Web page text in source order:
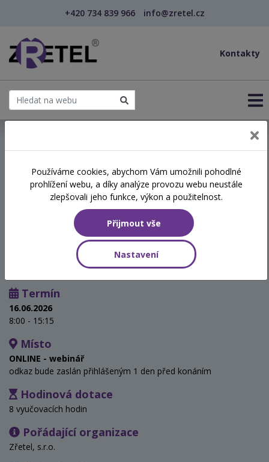
+420 734 839 966 info@zretel.cz
Kontakty
Dluhová problematika v
praxi: základní průvodce
pro pracovníky v sociálních
službách
Termín
16.06.2026
8:00 - 15:15
Místo
ONLINE - webinář
odkaz bude zaslán přihlášeným 1 den před konáním
Hodinová dotace
8 vyučovacích hodin
Pořádající organizace
Zřetel, s.r.o.
Používáme cookies, abychom Vám umožnili pohodlné
prohlížení webu, a díky analýze provozu webu neustále
zlepšovali jeho funkce, výkon a použitelnost.
Přijmout vše
Nastavení